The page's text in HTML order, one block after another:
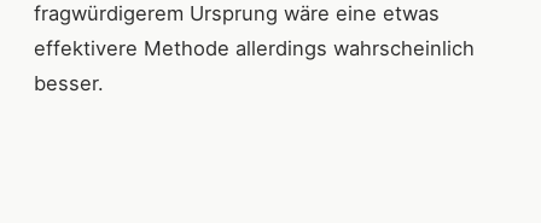
fragwürdigerem Ursprung wäre eine etwas
effektivere Methode allerdings wahrscheinlich
besser.